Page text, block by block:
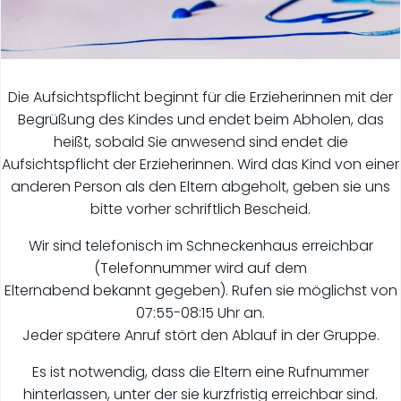
Die Aufsichtspflicht beginnt für die Erzieherinnen mit der
Begrüßung des Kindes und endet beim Abholen, das
heißt, sobald Sie anwesend sind endet die
Aufsichtspflicht der Erzieherinnen. Wird das Kind von einer
anderen Person als den Eltern abgeholt, geben sie uns
bitte vorher schriftlich Bescheid.
Wir sind telefonisch im Schneckenhaus erreichbar
(Telefonnummer wird auf dem
Elternabend bekannt gegeben). Rufen sie möglichst von
07:55-08:15 Uhr an.
Jeder spätere Anruf stört den Ablauf in der Gruppe.
Es ist notwendig, dass die Eltern eine Rufnummer
hinterlassen, unter der sie kurzfristig erreichbar sind.